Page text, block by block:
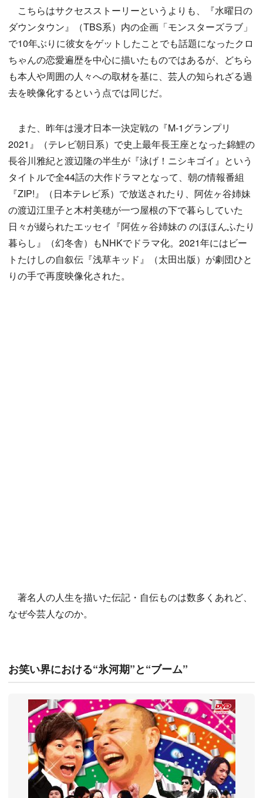
こちらはサクセスストーリーというよりも、『水曜日の
ダウンタウン』（TBS系）内の企画「モンスターズラブ」
で10年ぶりに彼女をゲットしたことでも話題になったクロ
ちゃんの恋愛遍歴を中心に描いたものではあるが、どちら
も本人や周囲の人々への取材を基に、芸人の知られざる過
去を映像化するという点では同じだ。
また、昨年は漫才日本一決定戦の『M-1グランプリ
2021』（テレビ朝日系）で史上最年長王座となった錦鯉の
長谷川雅紀と渡辺隆の半生が『泳げ！ニシキゴイ』という
タイトルで全44話の大作ドラマとなって、朝の情報番組
『ZIP!』（日本テレビ系）で放送されたり、阿佐ヶ谷姉妹
の渡辺江里子と木村美穂が一つ屋根の下で暮らしていた
日々が綴られたエッセイ『阿佐ヶ谷姉妹の のほほんふたり
暮らし』（幻冬舎）もNHKでドラマ化。2021年にはビー
トたけしの自叙伝『浅草キッド』（太田出版）が劇団ひと
りの手で再度映像化された。
著名人の人生を描いた伝記・自伝ものは数多くあれど、
なぜ今芸人なのか。
お笑い界における“氷河期”と“ブーム”